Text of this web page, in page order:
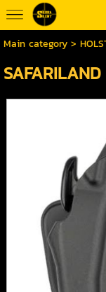
Main category>